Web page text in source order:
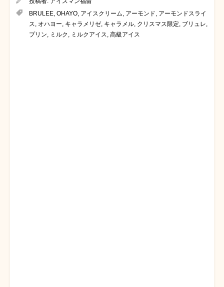
BRULEE OHAYO アイスクリーム アーモンド アーモンドスライ
ス
オハヨー キャラメリゼ キャラメル クリスマス限定 ブリュレ
プリン
ミルク ミルクアイス 高級アイス